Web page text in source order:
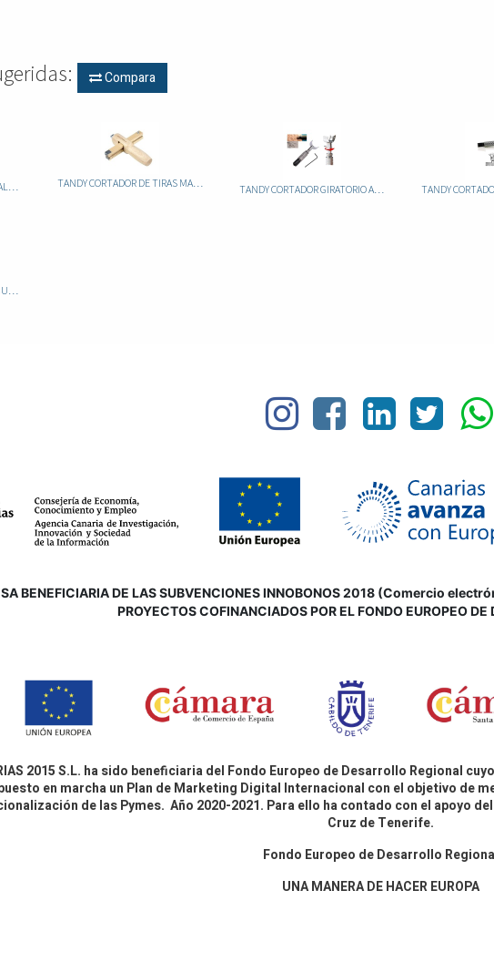
Compara
BENEFICIARIA DE LAS SUBVENCIONES INNOBONOS 2018 (Comercio
PROYECTOS COFINANCIADOS POR EL FONDO EUROPEO DE
2015 S.L. ha sido beneficiaria del Fondo Europeo de Desarrollo Regional
en marcha un Plan de Marketing Digital Internacional con el objetivo de
de las Pymes. Año 2020-2021. Para ello ha contado con el apoyo
Cruz de Tenerife.
Fondo Europeo de Desarrollo
UNA MANERA DE HACER EUROPA